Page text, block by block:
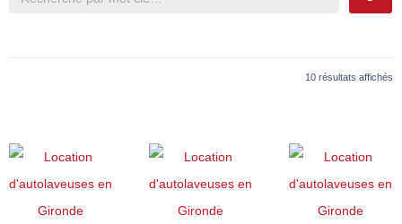
10 résultats affichés